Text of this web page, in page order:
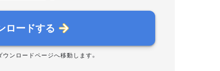
ロードする
ウンロードページへ移動します。